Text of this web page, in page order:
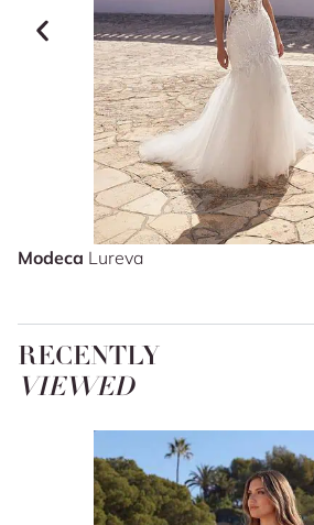
Modeca Lureva
RECENTLY
VIEWED